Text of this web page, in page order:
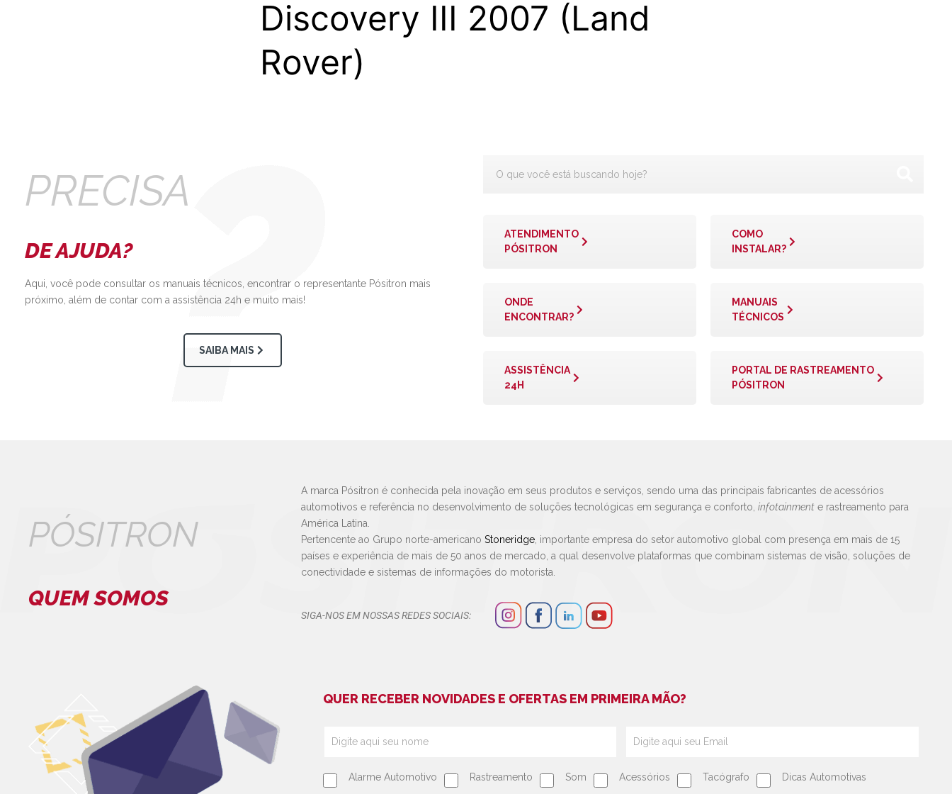
Discovery III 2007 (Land
Rover)
PRECISA
DE AJUDA?
Aqui, você pode consultar os manuais técnicos, encontrar o representante Pósitron mais
próximo, além de contar com a assistência 24h e muito mais!
SAIBA MAIS
ATENDIMENTO
PÓSITRON
COMO
INSTALAR?
ONDE
ENCONTRAR?
MANUAIS
TÉCNICOS
ASSISTÊNCIA
24H
PORTAL DE RASTREAMENTO
PÓSITRON
PÓSITRON
QUEM SOMOS
A marca Pósitron é conhecida pela inovação em seus produtos e serviços, sendo uma das principais fabricantes de acessórios
automotivos e referência no desenvolvimento de soluções tecnológicas em segurança e conforto,infotainment e rastreamento para
América Latina.
Pertencente ao Grupo norte-americanoStoneridge , importante empresa do setor automotivo global com presença em mais de 15
países e experiência de mais de 50 anos de mercado, a qual desenvolve plataformas que combinam sistemas de visão, soluções de
conectividade e sistemas de informações do motorista.
SIGA-NOS EM NOSSAS REDES SOCIAIS:
QUER RECEBER NOVIDADES E OFERTAS EM PRIMEIRA MÃO?
Alarme Automotivo Rastreamento Som Acessórios Tacógrafo Dicas Automotivas